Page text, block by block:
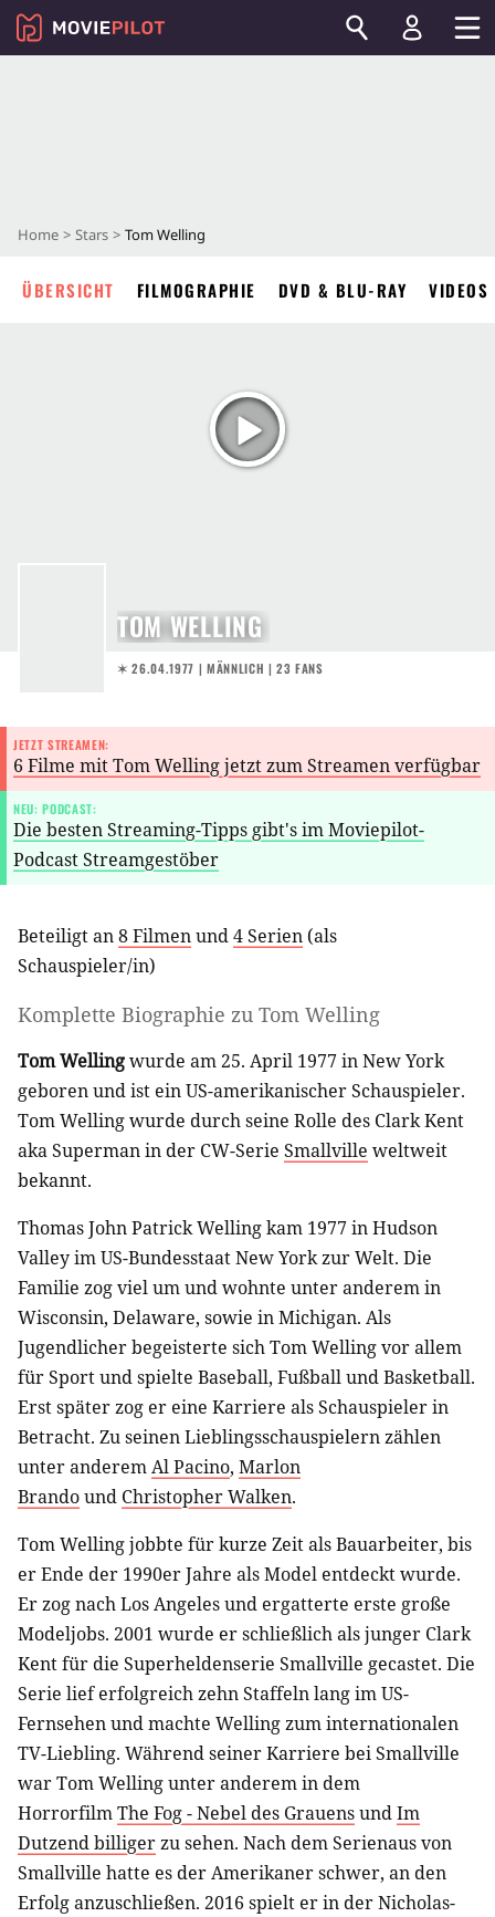
Home Stars Tom Welling
ÜBERSICHT FILMOGRAPHIE DVD & BLU-RAY VIDEOS
TOM WELLING
✶ 26.04.1977 | MÄNNLICH | 23 FANS
JETZT STREAMEN:
6 Filme mit Tom Welling jetzt zum Streamen verfügbar
NEU: PODCAST:
Die besten Streaming-Tipps gibt's im Moviepilot-
Podcast Streamgestöber
Beteiligt an8 Filmenund4 Serien (als
Schauspieler/in)
Komplette Biographie zu Tom Welling
Tom Wellingwurde am 25. April 1977 in New York
geboren und ist ein US-amerikanischer Schauspieler.
Tom Welling wurde durch seine Rolle des Clark Kent
aka Superman in der CW-Serie Smallville weltweit
bekannt.
Thomas John Patrick Welling kam 1977 in Hudson
Valley im US-Bundesstaat New York zur Welt. Die
Familie zog viel um und wohnte unter anderem in
Wisconsin, Delaware, sowie in Michigan. Als
Jugendlicher begeisterte sich Tom Welling vor allem
für Sport und spielte Baseball, Fußball und Basketball.
Erst später zog er eine Karriere als Schauspieler in
Betracht. Zu seinen Lieblingsschauspielern zählen
unter anderemAl Pacino, Marlon
Brandound Christopher Walken.
Tom Welling jobbte für kurze Zeit als Bauarbeiter, bis
er Ende der 1990er Jahre als Model entdeckt wurde.
Er zog nach Los Angeles und ergatterte erste große
Modeljobs. 2001 wurde er schließlich als junger Clark
Kent für die Superheldenserie Smallville gecastet. Die
Serie lief erfolgreich zehn Staffeln lang im US-
Fernsehen und machte Welling zum internationalen
TV-Liebling. Während seiner Karriere bei Smallville
war Tom Welling unter anderem in dem
HorrorfilmThe Fog - Nebel des GrauensundIm
Dutzend billigerzu sehen. Nach dem Serienaus von
Smallville hatte es der Amerikaner schwer, an den
Erfolg anzuschließen. 2016 spielt er in der Nicholas-